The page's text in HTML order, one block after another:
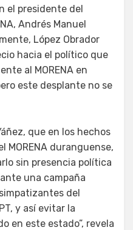
el presidente del
Andrés Manuel
López Obrador
hacia el político que
al MORENA en
este desplante no se
que en los hechos
MORENA duranguense,
sin presencia política
una campaña
del
y así evitar la
en este estado”, revela